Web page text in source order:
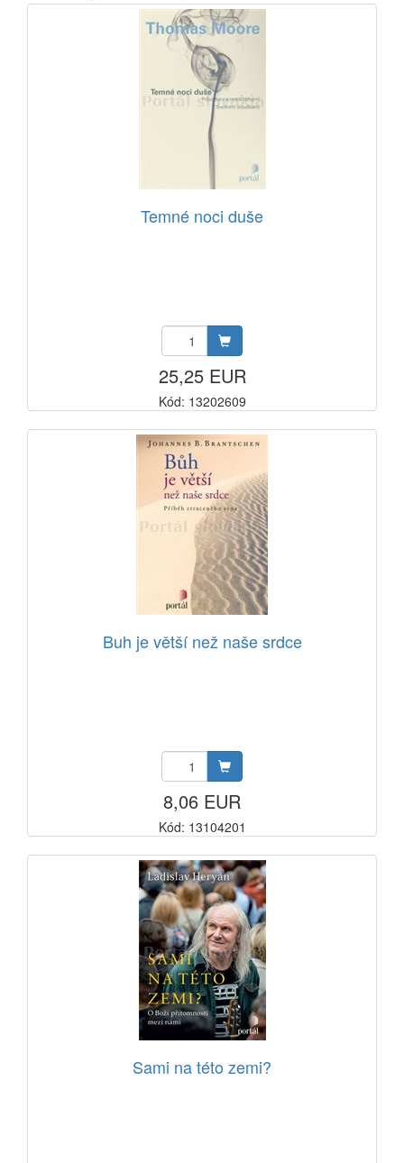
Temné noci duše
25,25 EUR
Kód: 13202609
Buh je větší než naše srdce
8,06 EUR
Kód: 13104201
Sami na této zemi?